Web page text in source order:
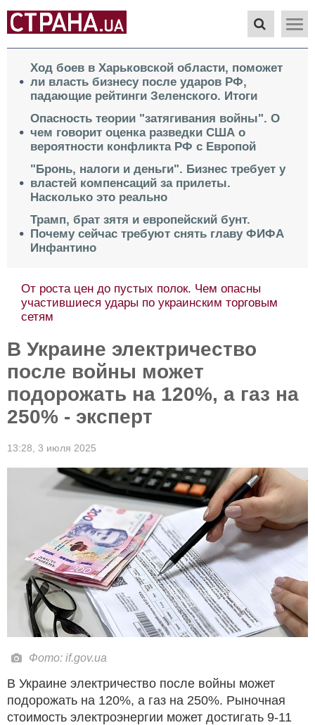
Ход боев в Харьковской области, поможет
ли власть бизнесу после ударов РФ,
падающие рейтинги Зеленского. Итоги
Опасность теории "затягивания войны". О
чем говорит оценка разведки США о
вероятности конфликта РФ с Европой
"Бронь, налоги и деньги". Бизнес требует у
властей компенсаций за прилеты.
Насколько это реально
Трамп, брат зятя и европейский бунт.
Почему сейчас требуют снять главу ФИФА
Инфантино
От роста цен до пустых полок. Чем опасны
участившиеся удары по украинским торговым
сетям
В Украине электричество
после войны может
подорожать на 120%, а газ на
250% - эксперт
13:28, 3 июля 2025
Фото: if.gov.ua
В Украине электричество после войны может
подорожать на 120%, а газ на 250%. Рыночная
стоимость электроэнергии может достигать 9-11